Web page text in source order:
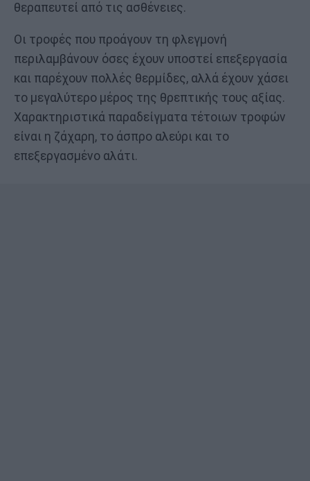
θεραπευτεί από τις ασθένειες.
Οι τροφές που προάγουν τη φλεγμονή
περιλαμβάνουν όσες έχουν υποστεί επεξεργασία
και παρέχουν πολλές θερμίδες, αλλά έχουν χάσει
το μεγαλύτερο μέρος της θρεπτικής τους αξίας.
Χαρακτηριστικά παραδείγματα τέτοιων τροφών
είναι η ζάχαρη, το άσπρο αλεύρι και το
επεξεργασμένο αλάτι.